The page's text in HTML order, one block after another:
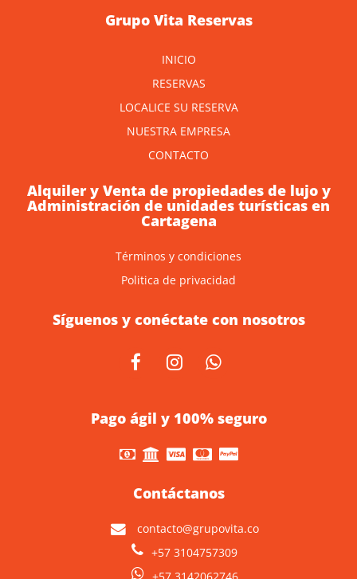
Grupo Vita Reservas
INICIO
RESERVAS
LOCALICE SU RESERVA
NUESTRA EMPRESA
CONTACTO
Alquiler y Venta de propiedades de lujo y
Administración de unidades turísticas en
Cartagena
Términos y condiciones
Politica de privacidad
Síguenos y conéctate con nosotros
Pago ágil y 100% seguro
Contáctanos
contacto@grupovita.co
+57 3104757309
+57 3142062746